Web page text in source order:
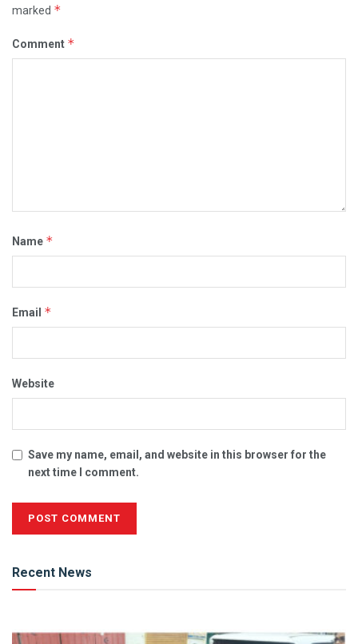
marked *
Comment *
Name *
Email *
Website
Save my name, email, and website in this browser for the
next time I comment.
Recent News